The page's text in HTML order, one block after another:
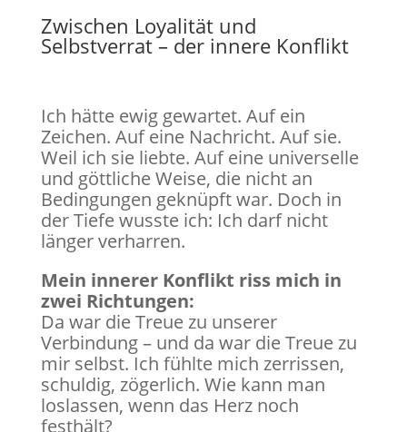
Zwischen Loyalität und
Selbstverrat – der innere Konflikt
Ich hätte ewig gewartet. Auf ein
Zeichen. Auf eine Nachricht. Auf sie.
Weil ich sie liebte. Auf eine universelle
und göttliche Weise, die nicht an
Bedingungen geknüpft war. Doch in
der Tiefe wusste ich: Ich darf nicht
länger verharren.
Mein innerer Konflikt riss mich in
zwei Richtungen:
Da war die Treue zu unserer
Verbindung – und da war die Treue zu
mir selbst. Ich fühlte mich zerrissen,
schuldig, zögerlich. Wie kann man
loslassen, wenn das Herz noch
festhält?